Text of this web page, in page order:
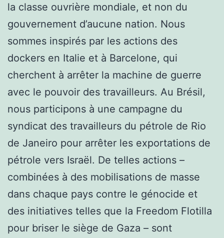
la classe ouvrière mondiale, et non du
gouvernement d’aucune nation. Nous
sommes inspirés par les actions des
dockers en Italie et à Barcelone, qui
cherchent à arrêter la machine de guerre
avec le pouvoir des travailleurs. Au Brésil,
nous participons à une campagne du
syndicat des travailleurs du pétrole de Rio
de Janeiro pour arrêter les exportations de
pétrole vers Israël. De telles actions –
combinées à des mobilisations de masse
dans chaque pays contre le génocide et
des initiatives telles que la Freedom Flotilla
pour briser le siège de Gaza – sont